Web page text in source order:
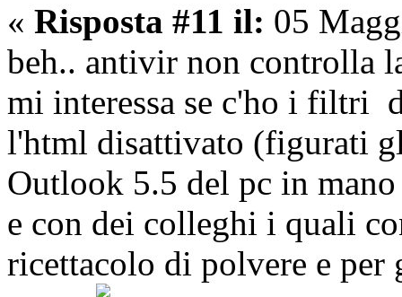
« Risposta #11 il: 05
beh.. antivir non controlla
mi interessa se c'ho i filtri
l'html disattivato (figurati
Outlook 5.5 del pc in
e con dei colleghi i quali
ricettacolo di polvere e per